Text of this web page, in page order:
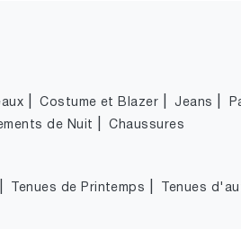
|Costume et Blazer |Jeans
de Nuit |Chaussures
Tenues de Printemps Tenues